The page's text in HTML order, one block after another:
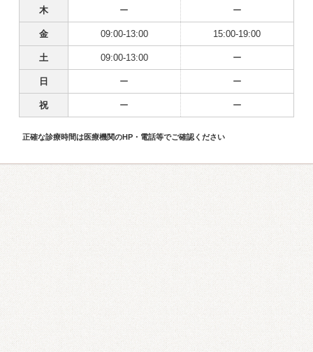
木 ー ー
金 09:00-13:00 15:00-19:00
土 09:00-13:00 ー
日 ー ー
祝 ー ー
正確な診療時間は医療機関のHP・電話等でご確認ください